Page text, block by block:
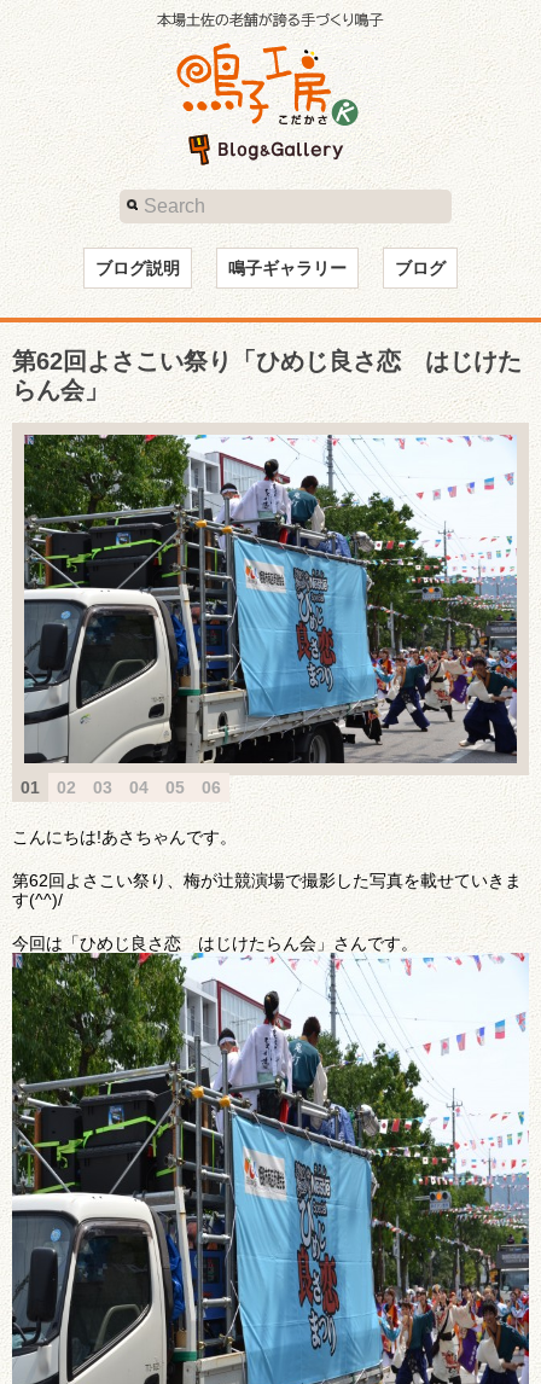
ブログ説明 鳴子ギャラリー ブログ
第62回よさこい祭り「ひめじ良さ恋 はじけた
らん会」
01 02 03 04 05 06
こんにちは!あさちゃんです。
第62回よさこい祭り、梅が辻競演場で撮影した写真を載せていきま
す(^^)/
今回は「ひめじ良さ恋 はじけたらん会」さんです。